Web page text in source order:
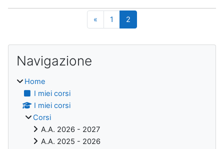
« Pagina precedente
1 Pagina 1
2
Blocchi
Navigazione
Home
I miei corsi
I miei corsi
Corsi
A.A. 2026 - 2027
A.A. 2025 - 2026